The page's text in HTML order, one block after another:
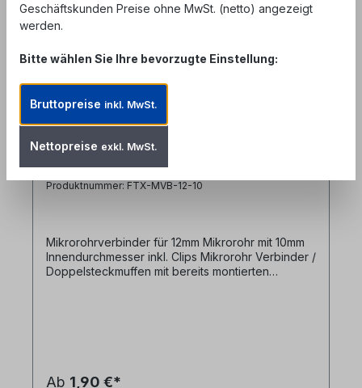
12 mm Mikrorohrverbinder
Clips
Produktnummer: FTX-MVB-12-10
Mikrorohrverbinder für 12mm Mikrorohr mit 10mm
Innendurchmesser inkl. Clips Mikrorohr Verbinder /
Doppelsteckmuffen mit bereits montierten
Ab 1,90 €*
Geschäftskunden Preise ohne MwSt. (netto) angezeigt
werden.
Bitte wählen Sie Ihre bevorzugte Einstellung:
Bruttopreise inkl. MwSt.
Nettopreise exkl. MwSt.